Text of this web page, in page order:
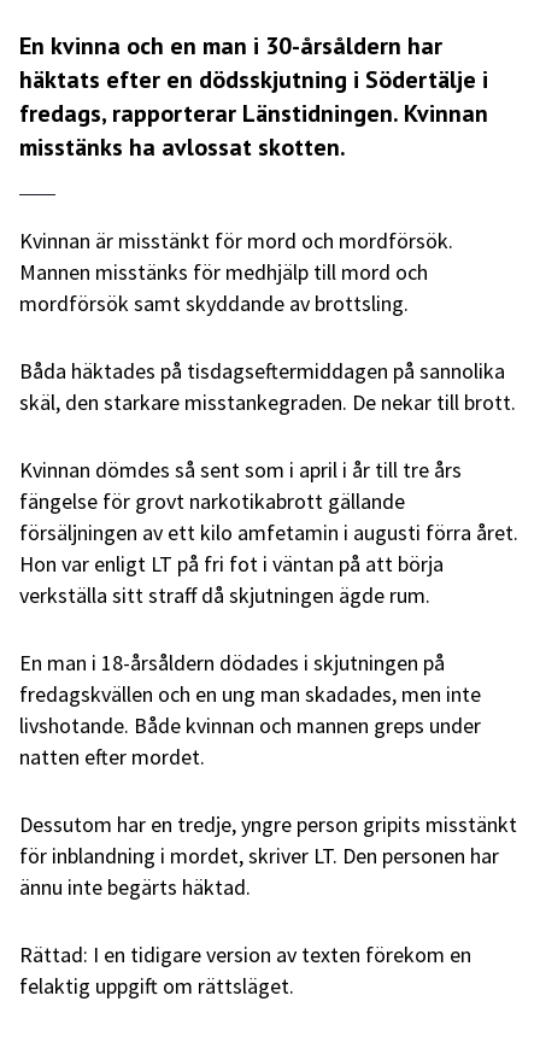
En kvinna och en man i 30-årsåldern har
häktats efter en dödsskjutning i Södertälje i
fredags, rapporterar Länstidningen. Kvinnan
misstänks ha avlossat skotten.
Kvinnan är misstänkt för mord och mordförsök.
Mannen misstänks för medhjälp till mord och
mordförsök samt skyddande av brottsling.
Båda häktades på tisdagseftermiddagen på sannolika
skäl, den starkare misstankegraden. De nekar till brott.
Kvinnan dömdes så sent som i april i år till tre års
fängelse för grovt narkotikabrott gällande
försäljningen av ett kilo amfetamin i augusti förra året.
Hon var enligt LT på fri fot i väntan på att börja
verkställa sitt straff då skjutningen ägde rum.
En man i 18-årsåldern dödades i skjutningen på
fredagskvällen och en ung man skadades, men inte
livshotande. Både kvinnan och mannen greps under
natten efter mordet.
Dessutom har en tredje, yngre person gripits misstänkt
för inblandning i mordet, skriver LT. Den personen har
ännu inte begärts häktad.
Rättad: I en tidigare version av texten förekom en
felaktig uppgift om rättsläget.